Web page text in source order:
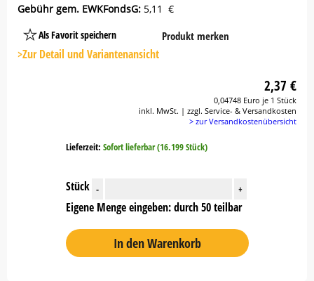
Gebühr gem. EWKFondsG: 5,11 €
Als Favorit speichern
Platzhalter
Button
Produkt merken
>Zur Detail und Variantenansicht
2,37 €
0,04748 Euro je 1 Stück
inkl. MwSt. | zzgl. Service- & Versandkosten
> zur Versandkostenübersicht
Lieferzeit: Sofort lieferbar (16.199 Stück)
Stück - +
Eigene Menge eingeben: durch 50 teilbar
In den Warenkorb